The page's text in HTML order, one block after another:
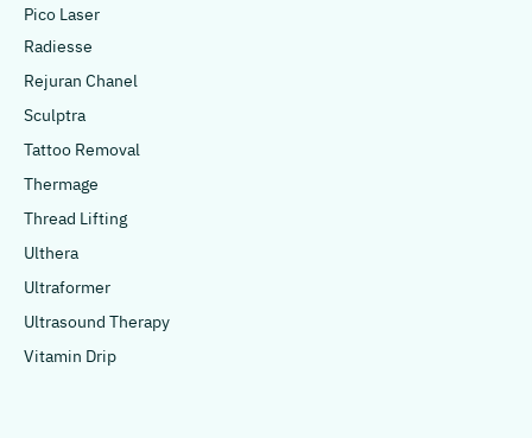
Pico Laser
Radiesse
Rejuran Chanel
Sculptra
Tattoo Removal
Thermage
Thread Lifting
Ulthera
Ultraformer
Ultrasound Therapy
Vitamin Drip